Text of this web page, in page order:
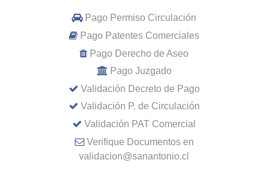
Pago Permiso Circulación
Pago Patentes Comerciales
Pago Derecho de Aseo
Pago Juzgado
Validación Decreto de Pago
Validación P. de Circulación
Validación PAT Comercial
Verifique Documentos en
validacion@sanantonio.cl